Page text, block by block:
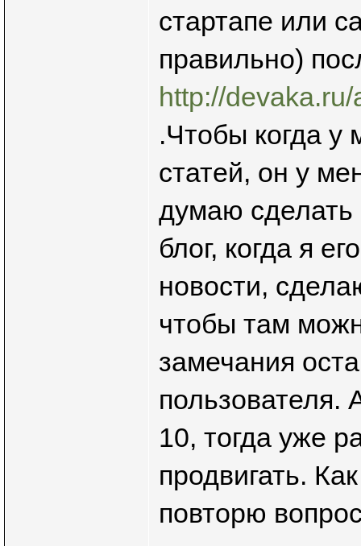
стартапе или
правильно)
http://
.Чтобы когда у
статей, он у
думаю сделать
блог, когда я
новости,
чтобы там
замечания
пользователя.
10, тогда уже
продвигать.
повторю